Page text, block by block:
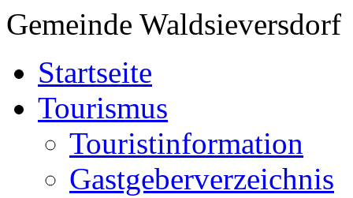
Gemeinde Waldsieversdorf
Startseite
Tourismus
Touristinformation
Gastgeberverzeichnis